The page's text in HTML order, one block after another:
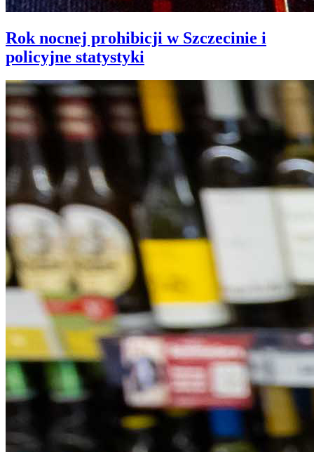
Rok nocnej prohibicji w Szczecinie i
policyjne statystyki